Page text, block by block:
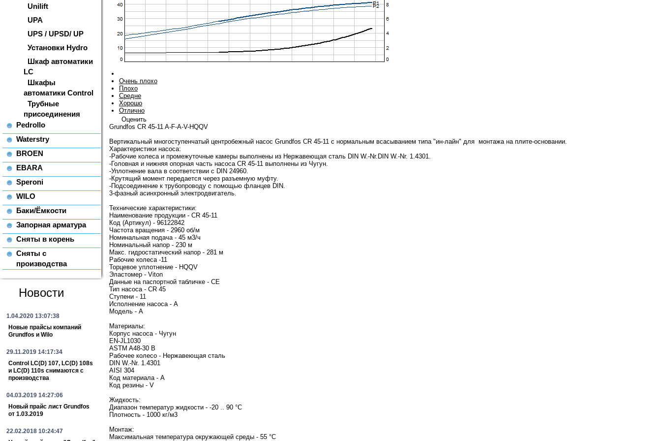
Unilift
UPA
UPS / UPSD/ UP
Установки Hydro
Шкаф автоматики
LC
Шкафы
автоматики Control
Трубные
присоединения
Pedrollo
Waterstry
BROEN
EBARA
Speroni
WILO
Баки/Ёмкости
Запорная арматура
Сняты в корень
Сняты с
производства
Новости
1.04.2020 13:07:38
Новые прайсы компаний
Grundfos и Wilo
29.11.2019 14:17:34
Control LC(D) 107, LC(D) 108s
и LC(D) 110s снимаются с
производства
04.03.2019 14:27:06
Новый прайс лист Grundfos
от 1.03.2019
22.02.2018 10:24:47
Очень плохо
Плохо
Средне
Хорошо
Отлично
Оценить
Grundfos CR 45-11 A-F-A-V-HQQV
Вертикальный многоступенчатый центробежный насос Grundfos CR 45-11 с нормальным всасыванием типа "ин-лайн" для монтажа на плите-основании.
Характеристики насоса:
-Рабочие колеса и промежуточные камеры выполнены из Нержавеющая сталь DIN W.-Nr.DIN W.-Nr. 1.4301.
-Головная и нижняя опорная часть насоса CR 45-11 выполнены из Чугун.
-Уплотнение вала в соответствии с DIN 24960.
-Крутящий момент передается через разъемную муфту.
-Подсоединение к трубопроводу с помощью фланцев DIN.
3-фазный асинхронный электродвигатель.
Технические характеристики:
Наименование продукции - CR 45-11
Код (Артикул) - 96122842
Частота вращения - 2960 об/м
Номинальная подача - 45 м3/ч
Номинальный напор - 230 м
Макс. гидростатический напор - 281 м
Рабочие колеса -11
Торцевое уплотнение - HQQV
Эластомер - Viton
Данные на паспортной табличке - CE
Тип насоса - CR 45
Ступени - 11
Исполнение насоса - A
Модель - A
Материалы:
Корпус насоса - Чугун
EN-JL1030
ASTM A48-30 B
Рабочее колесо - Нержавеющая сталь
DIN W.-Nr. 1.4301
AISI 304
Код материала - A
Код резины - V
Жидкость:
Диапазон температур жидкости - -20 .. 90 °C
Плотность - 1000 кг/м3
Монтаж:
Максимальная температура окружающей среды - 55 °C